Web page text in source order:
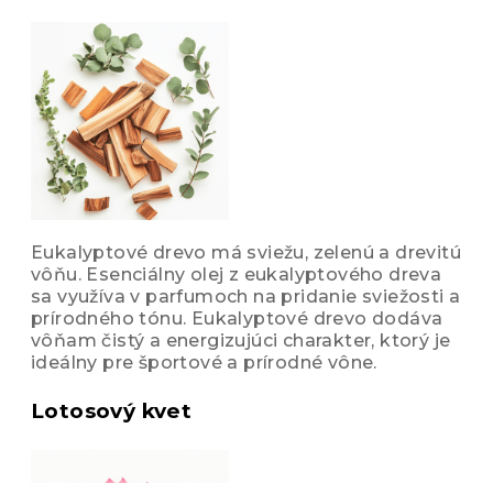
Eukalyptové drevo má sviežu, zelenú a drevitú
vôňu. Esenciálny olej z eukalyptového dreva
sa využíva v parfumoch na pridanie sviežosti a
prírodného tónu. Eukalyptové drevo dodáva
vôňam čistý a energizujúci charakter, ktorý je
ideálny pre športové a prírodné vône.
Lotosový kvet